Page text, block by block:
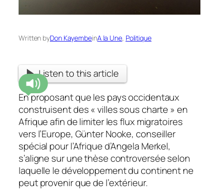
Written byDon KayembeinA la Une, Politique
Listen to this article
En proposant que les pays occidentaux
construisent des « villes sous charte » en
Afrique afin de limiter les flux migratoires
vers l’Europe, Günter Nooke, conseiller
spécial pour l’Afrique d’Angela Merkel,
s’aligne sur une thèse controversée selon
laquelle le développement du continent ne
peut provenir que de l’extérieur.